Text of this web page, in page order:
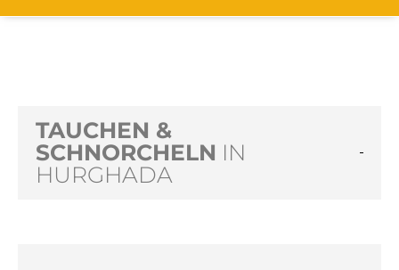
TAUCHEN &
SCHNORCHELN IN
HURGHADA